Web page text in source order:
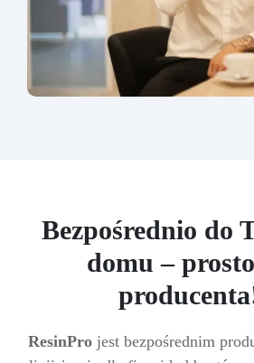
Bezpośrednio do
domu –
ResinPro jest bezpośrednim